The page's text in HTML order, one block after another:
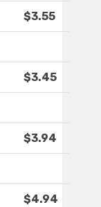
$3.55
$3.45
$3.94
$4.94